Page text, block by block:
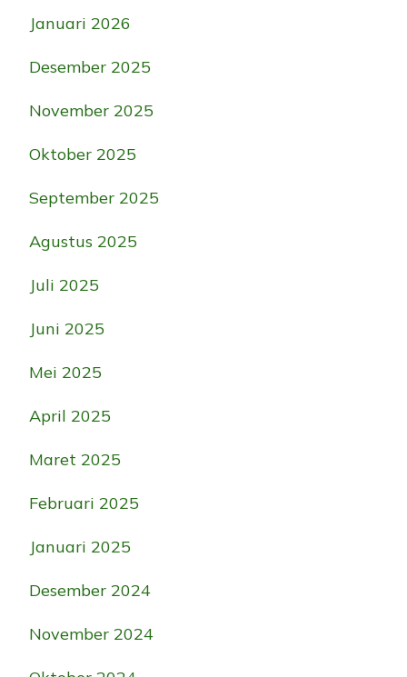
Januari 2026
Desember 2025
November 2025
Oktober 2025
September 2025
Agustus 2025
Juli 2025
Juni 2025
Mei 2025
April 2025
Maret 2025
Februari 2025
Januari 2025
Desember 2024
November 2024